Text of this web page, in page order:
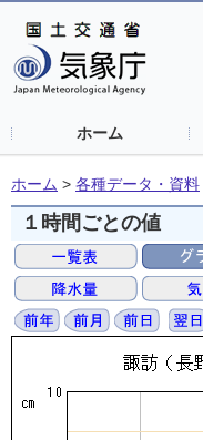
ホーム
ホーム > 各種データ・資料
１時間ごとの値